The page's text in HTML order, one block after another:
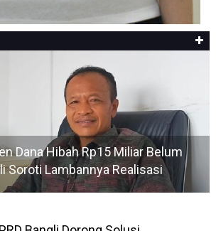
Dana Hibah Rp15 Miliar Belum
Soroti Lambannya Realisasi